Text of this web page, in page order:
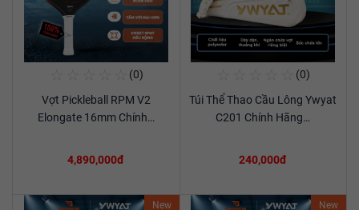
(0)
Vợt Pickleball RPM V2
Elongate 16mm Chính…
4,890,000đ
(0)
Túi Thể Thao Cầu Lông Ywyat
C201 Chính Hãng…
240,000đ
New New